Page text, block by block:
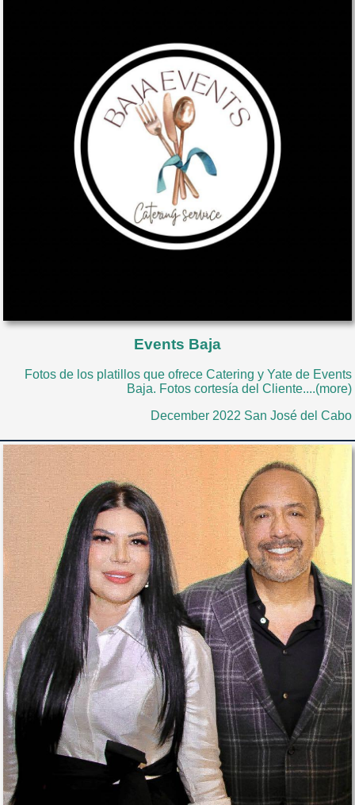
Events Baja
Fotos de los platillos que ofrece Catering y Yate de Events
Baja. Fotos cortesía del Cliente....(more)
December 2022 San José del Cabo